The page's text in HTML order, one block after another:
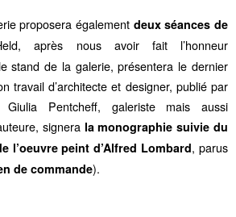
proposera également deux séances de
après nous avoir fait l’honneur
stand de la galerie, présentera le dernier
travail d’architecte et designer, publié par
Pentcheff, galeriste mais aussi
signera la monographie suivie du
l’oeuvre peint d’Alfred Lombard, parus
de commande).